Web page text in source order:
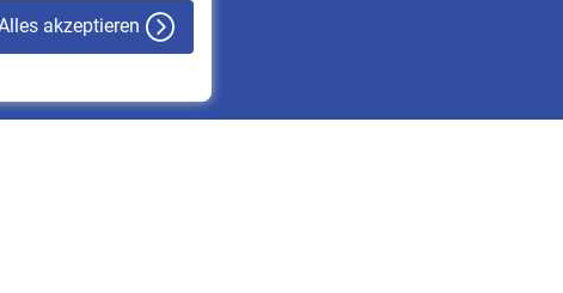
akzeptieren